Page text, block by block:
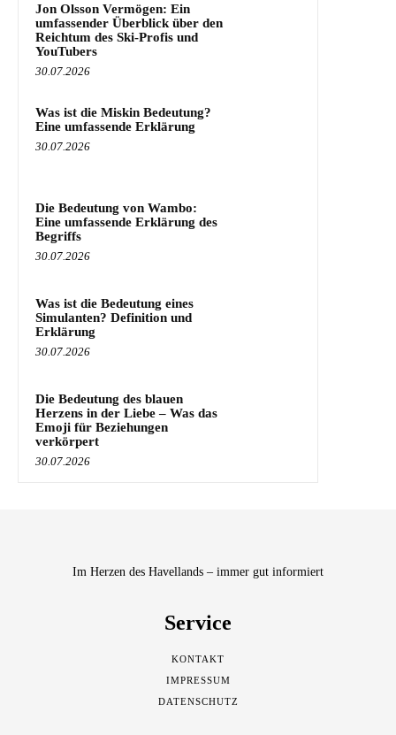
Jon Olsson Vermögen: Ein
umfassender Überblick über den
Reichtum des Ski-Profis und
YouTubers
30.07.2026
Was ist die Miskin Bedeutung?
Eine umfassende Erklärung
30.07.2026
Die Bedeutung von Wambo:
Eine umfassende Erklärung des
Begriffs
30.07.2026
Was ist die Bedeutung eines
Simulanten? Definition und
Erklärung
30.07.2026
Die Bedeutung des blauen
Herzens in der Liebe – Was das
Emoji für Beziehungen
verkörpert
30.07.2026
Im Herzen des Havellands – immer gut informiert
Service
KONTAKT
IMPRESSUM
DATENSCHUTZ